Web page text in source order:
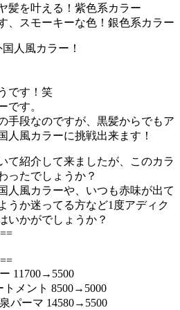
髪を叶える！紫色系カラー
、スモーキーな色！銀色系カラー
人風カラー！
です！笑
です。
手段なのですが、黒髪からでもア
人風カラーに挑戦出来ます！
て紹介して来ましたが、このカラ
ったでしょうか？
人風カラーや、いつも赤味が出て
うか迷ってる方など1度アディク
いかがでしょうか？
11700→5500
トメント 8500→5000
パーマ 14580→5500